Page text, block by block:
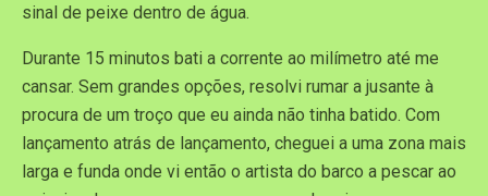
sinal de peixe dentro de água.
Durante 15 minutos bati a corrente ao milímetro até me
cansar. Sem grandes opções, resolvi rumar a jusante à
procura de um troço que eu ainda não tinha batido. Com
lançamento atrás de lançamento, cheguei a uma zona mais
larga e funda onde vi então o artista do barco a pescar ao